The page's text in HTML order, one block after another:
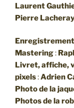
Laurent
Pierre
Mastering:
Livret, affiche,
pixels:Adrien
Photo de la
Photos de la